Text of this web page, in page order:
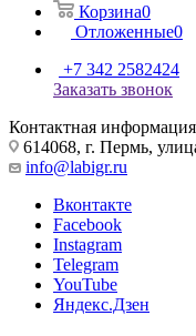
Корзина0
Отложенные0
+7 342 2582424
Заказать звонок
Контактная информация
614068, г. Пермь,
info@labigr.ru
Вконтакте
Facebook
Instagram
Telegram
YouTube
Яндекс.Дзен